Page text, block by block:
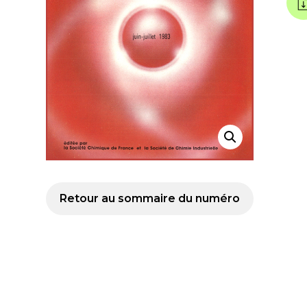
Retour au sommaire du numéro